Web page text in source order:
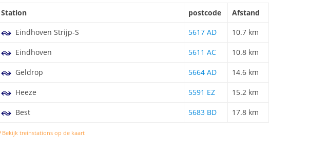
Station postcode
Afstand
Eindhoven Strijp-S
5617 AD 10.7 km
Eindhoven 5611 AC 10.8 km
Geldrop 5664 AD 14.6 km
Heeze 5591 EZ 15.2 km
Best 5683 BD 17.8 km
Bekijk treinstations op de kaart